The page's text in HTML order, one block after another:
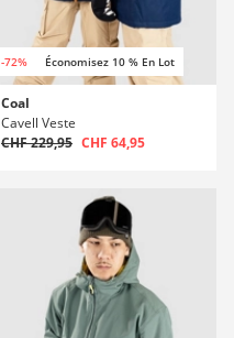
-72% Économisez 10 % En Lot
Coal
Cavell Veste
CHF 229,95 CHF 64,95